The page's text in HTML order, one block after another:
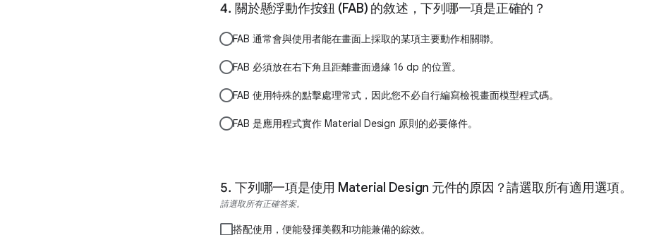
關於懸浮動作按鈕 (FAB) 的敘述，下列哪一項是正確的？
FAB 通常會與使用者能在畫面上採取的某項主要動作相關聯。
FAB 必須放在右下角且距離畫面邊緣 16 dp 的位置。
FAB 使用特殊的點擊處理常式，因此您不必自行編寫檢視畫面模型程式碼。
FAB 是應用程式實作 Material Design 原則的必要條件。
下列哪一項是使用 Material Design 元件的原因？請選取所有適用選項。
請選取所有正確答案。
搭配使用，便能發揮美觀和功能兼備的綜效。